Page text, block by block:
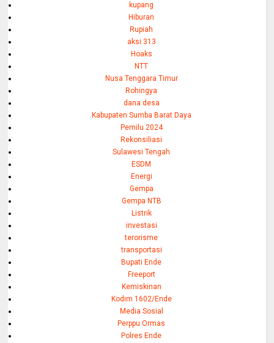
kupang
Hiburan
Rupiah
aksi 313
Hoaks
NTT
Nusa Tenggara Timur
Rohingya
dana desa
Kabupaten Sumba Barat Daya
Pemilu 2024
Rekonsiliasi
Sulawesi Tengah
ESDM
Energi
Gempa
Gempa NTB
Listrik
investasi
terorisme
transportasi
Bupati Ende
Freeport
Kemiskinan
Kodim 1602/Ende
Media Sosial
Perppu Ormas
Polres Ende